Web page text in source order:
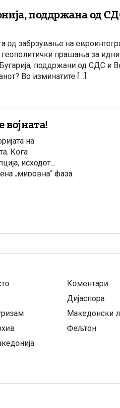
поддржана од
од забрзување на
прашања за
поддржани од СДС и
Во изминатите […]
војната!
на
Кога
исходот
„мировна“ фаза.
Тие започнуваат
Коментари
Дијаспора
Македонски
Фељтон